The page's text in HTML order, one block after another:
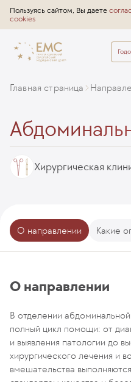
Пользуясь сайтом, Вы даете
cookies
Главная страница
Хирургическая
О направлении Какие
О направлении
В отделении
полный цикл помощи: от
и выявления патологии до
хирургического лечения и
вмешательства